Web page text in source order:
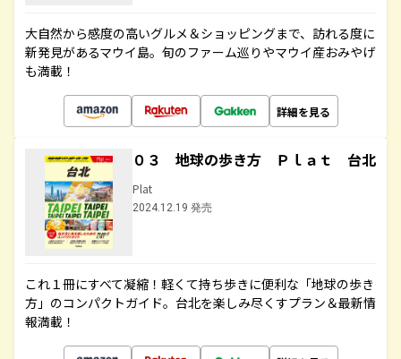
大自然から感度の高いグルメ＆ショッピングまで、訪れる度に
新発見があるマウイ島。旬のファーム巡りやマウイ産おみやげ
も満載！
詳細を見る
０３ 地球の歩き方 Ｐｌａｔ 台北
Plat
2024.12.19 発売
これ１冊にすべて凝縮！軽くて持ち歩きに便利な「地球の歩き
方」のコンパクトガイド。台北を楽しみ尽くすプラン＆最新情
報満載！